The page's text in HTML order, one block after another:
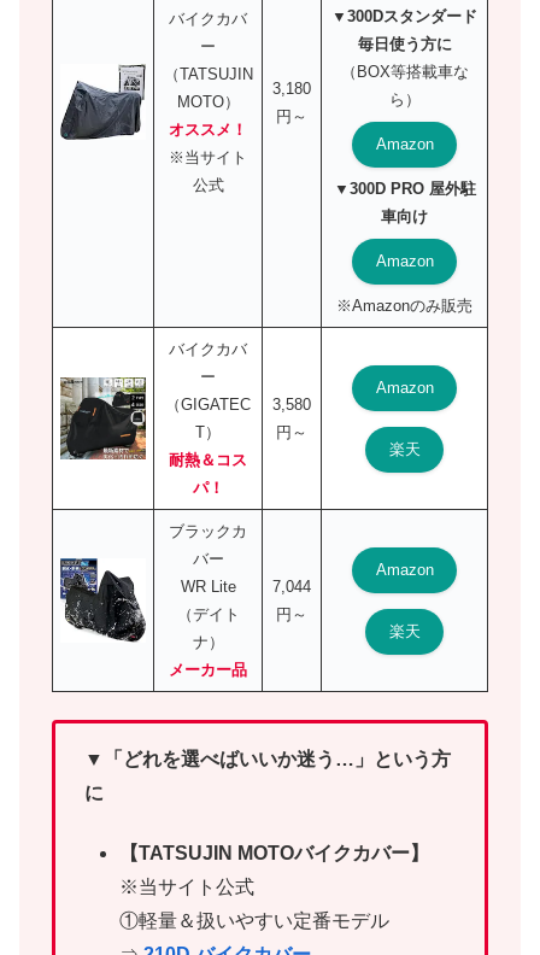
バイクカバ
ー
（TATSUJIN
MOTO）
オススメ！
※当サイト
公式
3,180
円～
▼300Dスタンダード
毎日使う方に
（BOX等搭載車な
ら）
Amazon
▼300D PRO 屋外駐
車向け
Amazon
※Amazonのみ販売
バイクカバ
ー
（GIGATEC
T）
耐熱＆コス
パ！
3,580
円～
Amazon
楽天
ブラックカ
バー
WR Lite
（デイト
ナ）
メーカー品
7,044
円～
Amazon
楽天
▼「どれを選べばいいか迷う…」という方
に
【TATSUJIN MOTOバイクカバー】
※当サイト公式
①軽量＆扱いやすい定番モデル